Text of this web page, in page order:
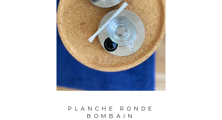
PLANCHE RONDE
BOMBAIN